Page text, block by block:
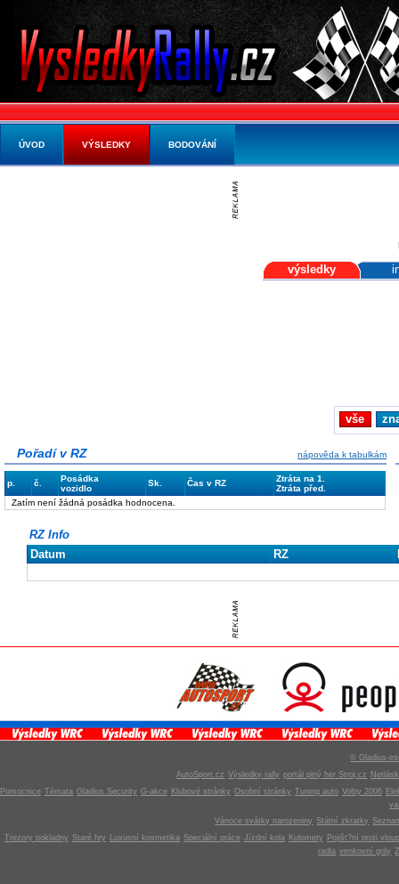
výsledky
vše
Pořadí v RZ nápověda k tabulkám
p. č.
Posádka
vozidlo
Sk. Čas v RZ
Ztráta na 1.
Ztráta před.
Zatím není žádná posádka hodnocena.
RZ Info
Datum
RZ
© Gladius-
AutoSport.cz Výsledky rally portál plný her Stroj.cz
Pomocnice Témata Gladius Security G-akce Klubové stránky Osobní stránky Tuning auto Volby 2006
Vánoce svátky narozeniny Státní zkratky
Trezory pokladny Staré hry Luxusní kosmetika Speciální práce Jízdní kola Kulomety
Pojišt?ní proti
radla venkovní grily
ÚVOD VÝSLEDKY BODOVÁNÍ